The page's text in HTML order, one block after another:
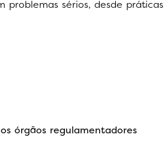
problemas sérios, desde práticas
órgãos regulamentadores